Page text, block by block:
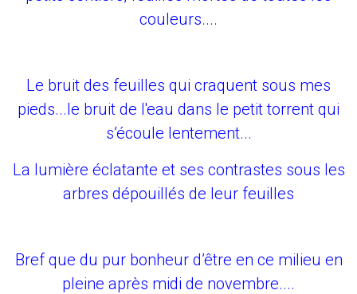
couleurs....
Le bruit des feuilles qui craquent sous mes
pieds...le bruit de l'eau dans le petit torrent qui
s’écoule lentement...
La lumière éclatante et ses contrastes sous les
arbres dépouillés de leur feuilles
Bref que du pur bonheur d’être en ce milieu en
pleine après midi de novembre....